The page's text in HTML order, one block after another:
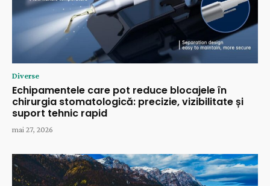
Diverse
Echipamentele care pot reduce blocajele în
chirurgia stomatologică: precizie, vizibilitate și
suport tehnic rapid
mai 27, 2026